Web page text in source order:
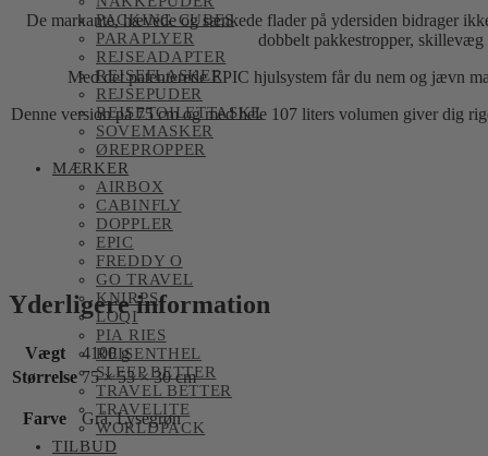
PACKING CUBES
PARAPLYER
REJSEADAPTER
REJSEFLASKER
REJSEPUDER
REJSETOILETTASKE
SOVEMASKER
ØREPROPPER
MÆRKER
AIRBOX
CABINFLY
DOPPLER
EPIC
FREDDY O
GO TRAVEL
KNIRPS
LOQI
PIA RIES
REISENTHEL
SLEEP BETTER
TRAVEL BETTER
TRAVELITE
WORLDPACK
TILBUD
De markante, hævede og sænkede flader på ydersiden bidrager
dobbelt pakkestropper,
Med det patenterede EPIC hjulsystem får du nem og jævn
Denne version på 75 cm og med hele 107 liters volumen giver dig
Yderligere information
Vægt
4100 g
Størrelse 75 × 53 × 30 cm
Farve Grå, Lysegrøn